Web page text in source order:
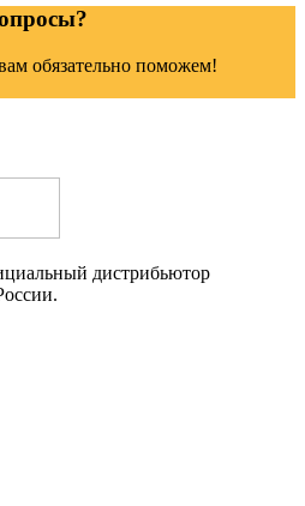
обязательно поможем!
дистрибьютор